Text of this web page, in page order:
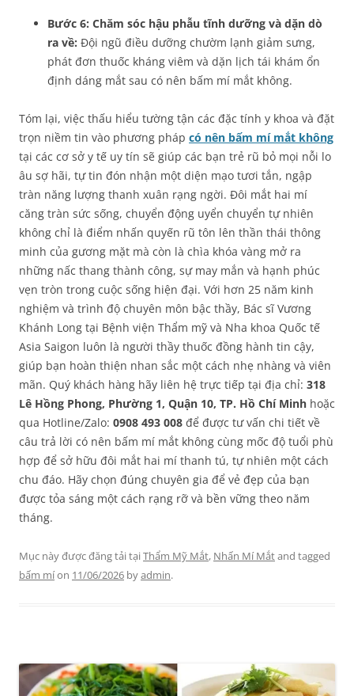
Bước 6: Chăm sóc hậu phẫu tĩnh dưỡng và dặn dò
ra về: Đội ngũ điều dưỡng chườm lạnh giảm sưng,
phát đơn thuốc kháng viêm và dặn lịch tái khám ổn
định dáng mắt sau có nên bấm mí mắt không.
Tóm lại, việc thấu hiểu tường tận các đặc tính y khoa và đặt
trọn niềm tin vào phương pháp có nên bấm mí mắt không
tại các cơ sở y tế uy tín sẽ giúp các bạn trẻ rũ bỏ mọi nỗi lo
âu sợ hãi, tự tin đón nhận một diện mạo tươi tắn, ngập
tràn năng lượng thanh xuân rạng ngời. Đôi mắt hai mí
căng tràn sức sống, chuyển động uyển chuyển tự nhiên
không chỉ là điểm nhấn quyến rũ tôn lên thần thái thông
minh của gương mặt mà còn là chìa khóa vàng mở ra
những nấc thang thành công, sự may mắn và hạnh phúc
vẹn tròn trong cuộc sống hiện đại. Với hơn 25 năm kinh
nghiệm và trình độ chuyên môn bậc thầy, Bác sĩ Vương
Khánh Long tại Bệnh viện Thẩm mỹ và Nha khoa Quốc tế
Asia Saigon luôn là người thầy thuốc đồng hành tin cậy,
giúp bạn hoàn thiện nhan sắc một cách nhẹ nhàng và viên
mãn. Quý khách hàng hãy liên hệ trực tiếp tại địa chỉ: 318
Lê Hồng Phong, Phường 1, Quận 10, TP. Hồ Chí Minh hoặc
qua Hotline/Zalo: 0908 493 008 để được tư vấn chi tiết về
câu trả lời có nên bấm mí mắt không cùng mốc độ tuổi phù
hợp để sở hữu đôi mắt hai mí thanh tú, tự nhiên một cách
chu đáo. Hãy chọn đúng chuyên gia để vẻ đẹp của bạn
được tỏa sáng một cách rạng rỡ và bền vững theo năm
tháng.
Mục này được đăng tải tạiThẩm Mỹ Mắt, Nhấn Mí Mắtand tagged
bấm míon 11/06/2026 byadmin.